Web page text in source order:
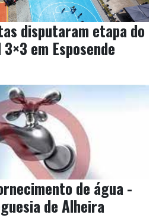
disputaram etapa do
em Esposende
de água -
de Alheira